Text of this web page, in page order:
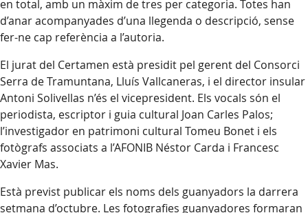
en total, amb un màxim de tres per categoria. Totes han
d’anar acompanyades d’una llegenda o descripció, sense
fer-ne cap referència a l’autoria.
El jurat del Certamen està presidit pel gerent del Consorci
Serra de Tramuntana, Lluís Vallcaneras, i el director insular
Antoni Solivellas n’és el vicepresident. Els vocals són el
periodista, escriptor i guia cultural Joan Carles Palos;
l’investigador en patrimoni cultural Tomeu Bonet i els
fotògrafs associats a l’AFONIB Néstor Carda i Francesc
Xavier Mas.
Està previst publicar els noms dels guanyadors la darrera
setmana d’octubre. Les fotografies guanyadores formaran